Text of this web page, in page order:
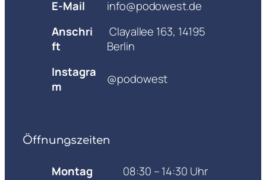
E-Mail
info@podowest.de
Anschri
ft
Clayallee 163, 14195
Berlin
Instagra
m
@podowest
Öffnungszeiten
Montag
08:30 – 14:30 Uhr